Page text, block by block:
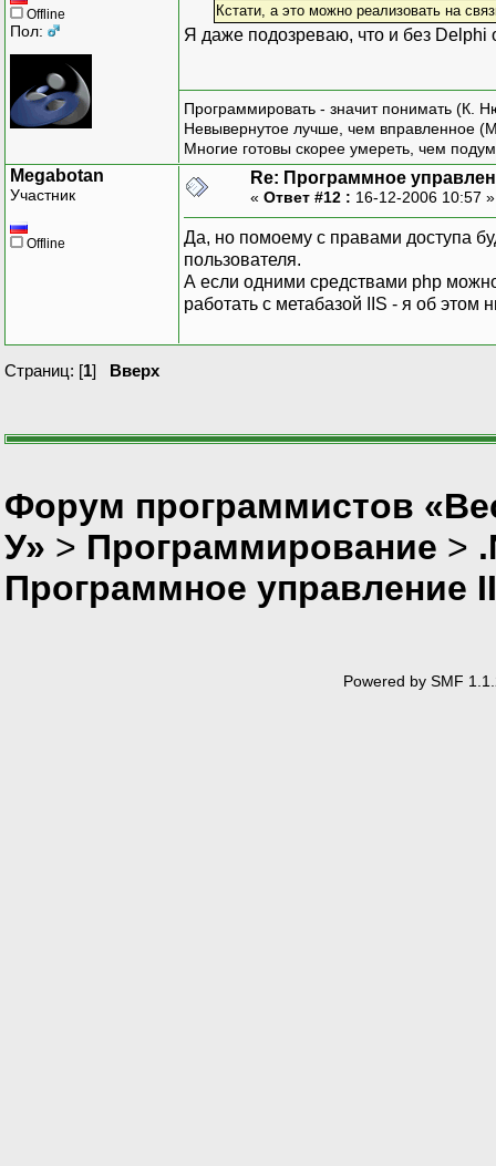
Offline
Пол:
Кстати, а это можно реализовать на
Я даже подозреваю, что и без Delphi
Программировать - значит понимать (К.
Невывернутое лучше, чем вправленное
Многие готовы скорее умереть, чем
Megabotan
Участник
Offline
Re: Программное
« Ответ #12 : 16-12-2006 10:57
Да, но помоему с правами доступа
пользователя.
А если одними средствами php можно
работать с метабазой IIS - я об этом
Страниц: [1] Вверх
Форум программистов
У» > Программирование >
Программное управление
Powered by SMF